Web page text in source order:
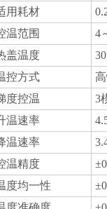
用耗材
温范围
4
盖温度
控方式
度控温
3
温速率
温速率
温精度
度均一性